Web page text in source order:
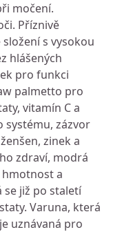
močení.
Příznivě
s vysokou
hlášených
pro funkci
palmetto pro
vitamín C a
zázvor
zinek a
zdraví, modrá
a
se již po staletí
Varuna, která
uznávaná pro